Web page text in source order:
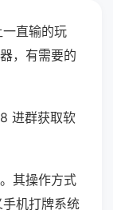
直输的玩
，有需要的
进群获取软
其操作方式
机打牌系统